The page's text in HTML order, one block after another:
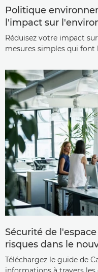
Politique
l'impact sur
Réduisez votre impact
mesures simples qui font
Sécurité de
risques dans le
Téléchargez le guide de